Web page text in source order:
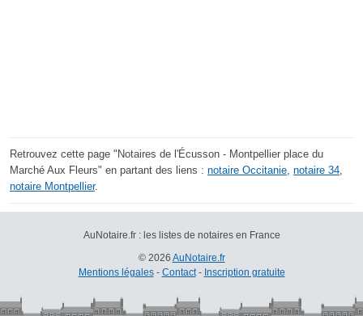
Retrouvez cette page "Notaires de l'Écusson - Montpellier place du
Marché Aux Fleurs" en partant des liens : notaire Occitanie, notaire 34,
notaire Montpellier.
AuNotaire.fr : les listes de notaires en France
© 2026 AuNotaire.fr
Mentions légales- Contact- Inscription gratuite